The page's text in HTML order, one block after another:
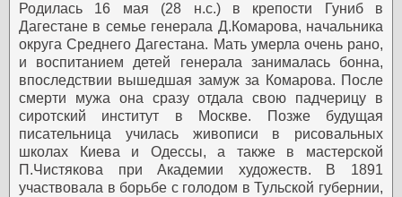
Родилась 16 мая (28 н.с.) в крепости Гуниб в
Дагестане в семье генерала Д.Комарова, начальника
округа Среднего Дагестана. Мать умерла очень рано,
и воспитанием детей генерала занималась бонна,
впоследствии вышедшая замуж за Комарова. После
смерти мужа она сразу отдала свою падчерицу в
сиротский институт в Москве. Позже будущая
писательница училась живописи в рисовальных
школах Киева и Одессы, а также в мастерской
П.Чистякова при Академии художеств. В 1891
участвовала в борьбе с голодом в Тульской губернии,